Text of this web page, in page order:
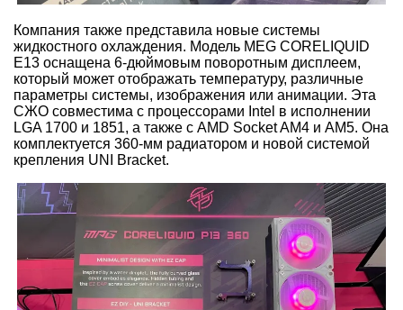
Компания также представила новые системы
жидкостного охлаждения. Модель MEG CORELIQUID
E13 оснащена 6-дюймовым поворотным дисплеем,
который может отображать температуру, различные
параметры системы, изображения или анимации. Эта
СЖО совместима с процессорами Intel в исполнении
LGA 1700 и 1851, а также с AMD Socket AM4 и AM5. Она
комплектуется 360-мм радиатором и новой системой
крепления UNI Bracket.